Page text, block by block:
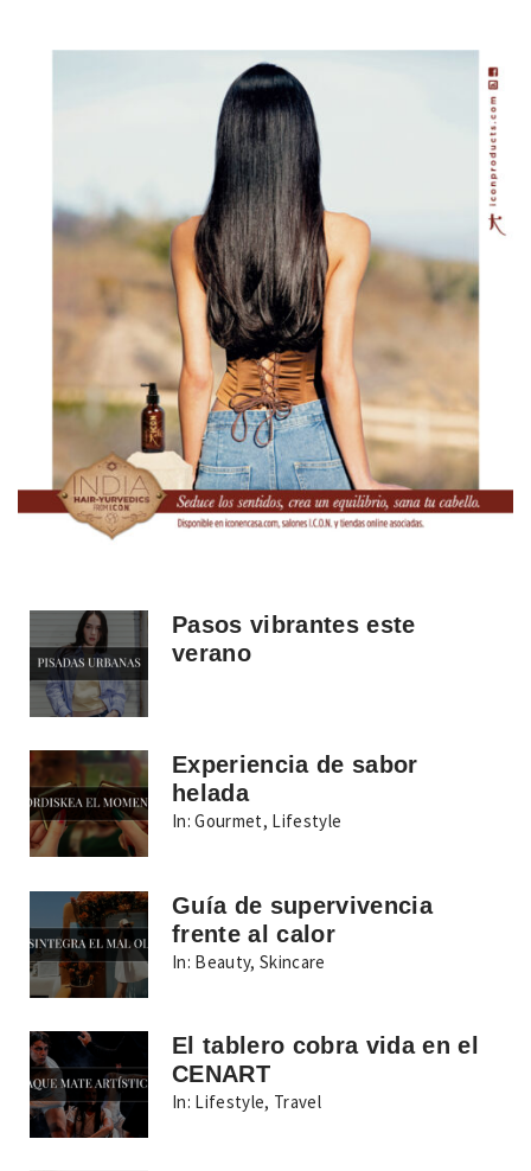
Pasos vibrantes este
verano
Experiencia de sabor
helada
In: Gourmet, Lifestyle
Guía de supervivencia
frente al calor
In: Beauty,Skincare
El tablero cobra vida en el
CENART
In: Lifestyle, Travel